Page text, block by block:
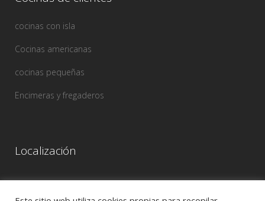
cocinas con isla
Cocinas americanas
cocinas pequeñas
Encimeras y fregaderos
Localización